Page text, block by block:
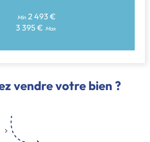
Min 2 493 €
3 395 € Max
vendre votre bien ?